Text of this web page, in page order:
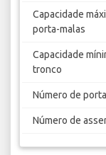
Capacidade
porta-malas
Capacidade
tronco
Número de
Número de